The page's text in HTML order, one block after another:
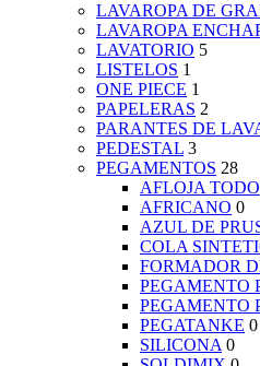
LAVAROPA DE
LAVAROPA
LAVATORIO 5
LISTELOS 1
ONE PIECE 1
PAPELERAS 2
PARANTES DE
PEDESTAL 3
PEGAMENTOS 28
AFLOJA TODO
AFRICANO 0
AZUL DE
COLA
FORMADOR
PEGAMENTO
PEGAMENTO
PEGATANKE 0
SILICONA 0